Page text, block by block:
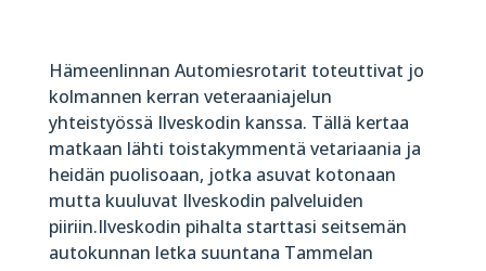
Hämeenlinnan Automiesrotarit toteuttivat jo
kolmannen kerran veteraaniajelun
yhteistyössä Ilveskodin kanssa. Tällä kertaa
matkaan lähti toistakymmentä vetariaania ja
heidän puolisoaan, jotka asuvat kotonaan
mutta kuuluvat Ilveskodin palveluiden
piiriin.Ilveskodin pihalta starttasi seitsemän
autokunnan letka suuntana Tammelan